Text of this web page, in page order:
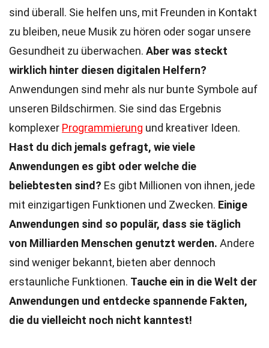
sind überall. Sie helfen uns, mit Freunden in Kontakt
zu bleiben, neue Musik zu hören oder sogar unsere
Gesundheit zu überwachen. Aber was steckt
wirklich hinter diesen digitalen Helfern?
Anwendungen sind mehr als nur bunte Symbole auf
unseren Bildschirmen. Sie sind das Ergebnis
komplexer Programmierung und kreativer Ideen.
Hast du dich jemals gefragt, wie viele
Anwendungen es gibt oder welche die
beliebtesten sind? Es gibt Millionen von ihnen, jede
mit einzigartigen Funktionen und Zwecken. Einige
Anwendungen sind so populär, dass sie täglich
von Milliarden Menschen genutzt werden. Andere
sind weniger bekannt, bieten aber dennoch
erstaunliche Funktionen. Tauche ein in die Welt der
Anwendungen und entdecke spannende Fakten,
die du vielleicht noch nicht kanntest!